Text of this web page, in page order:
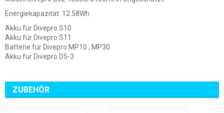
Energiekapazität: 12.58Wh
Akku für Divepro S10
Akku für Divepro S11
Batterie für Divepro MP10 , MP30
Akku für Divepro D5-3
ZUBEHÖR